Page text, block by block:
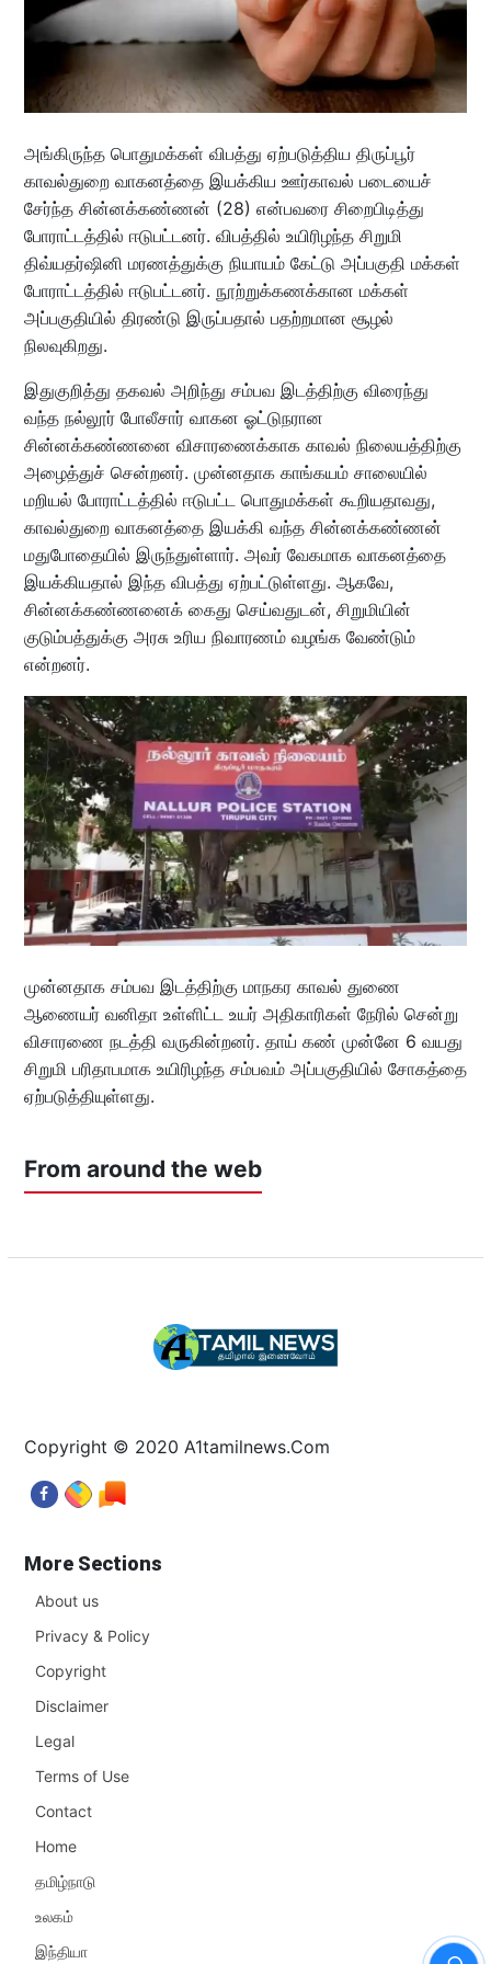
அங்கிருந்த பொதுமக்கள் விபத்து ஏற்படுத்திய திருப்பூர்
காவல்துறை வாகனத்தை இயக்கிய ஊர்காவல் படையைச்
சேர்ந்த சின்னக்கண்ணன் (28) என்பவரை சிறைபிடித்து
போராட்டத்தில் ஈடுபட்டனர். விபத்தில் உயிரிழந்த சிறுமி
திவ்யதர்ஷினி மரணத்துக்கு நியாயம் கேட்டு அப்பகுதி மக்கள்
போராட்டத்தில் ஈடுபட்டனர். நூற்றுக்கணக்கான மக்கள்
அப்பகுதியில் திரண்டு இருப்பதால் பதற்றமான சூழல்
நிலவுகிறது.
இதுகுறித்து தகவல் அறிந்து சம்பவ இடத்திற்கு விரைந்து
வந்த நல்லூர் போலீசார் வாகன ஓட்டுநரான
சின்னக்கண்ணனை விசாரணைக்காக காவல் நிலையத்திற்கு
அழைத்துச் சென்றனர். முன்னதாக காங்கயம் சாலையில்
மறியல் போராட்டத்தில் ஈடுபட்ட பொதுமக்கள் கூறியதாவது,
காவல்துறை வாகனத்தை இயக்கி வந்த சின்னக்கண்ணன்
மதுபோதையில் இருந்துள்ளார். அவர் வேகமாக வாகனத்தை
இயக்கியதால் இந்த விபத்து ஏற்பட்டுள்ளது. ஆகவே,
சின்னக்கண்ணனைக் கைது செய்வதுடன், சிறுமியின்
குடும்பத்துக்கு அரசு உரிய நிவாரணம் வழங்க வேண்டும்
என்றனர்.
முன்னதாக சம்பவ இடத்திற்கு மாநகர காவல் துணை
ஆணையர் வனிதா உள்ளிட்ட உயர் அதிகாரிகள் நேரில் சென்று
விசாரணை நடத்தி வருகின்றனர். தாய் கண் முன்னே 6 வயது
சிறுமி பரிதாபமாக உயிரிழந்த சம்பவம் அப்பகுதியில் சோகத்தை
ஏற்படுத்தியுள்ளது.
From around the web
Copyright © 2020 A1tamilnews.Com
More Sections
About us
Privacy & Policy
Copyright
Disclaimer
Legal
Terms of Use
Contact
Home
தமிழ்நாடு
உலகம்
இந்தியா